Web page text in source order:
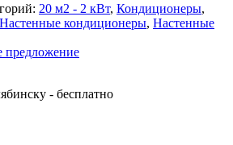
20 м2 - 2 кВт, Кондиционеры,
Настенные кондиционеры, Настенные
предложение
- бесплатно